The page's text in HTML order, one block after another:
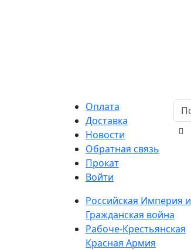
Оплата
Доставка
Новости
Обратная связь
Прокат
Войти
Российская Империя и
Гражданская война
Рабоче-Крестьянская
Красная Армия